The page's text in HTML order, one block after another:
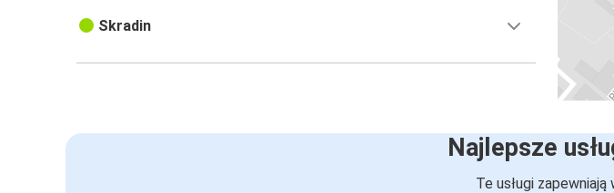
Skradin
Najlepsze
Te usługi